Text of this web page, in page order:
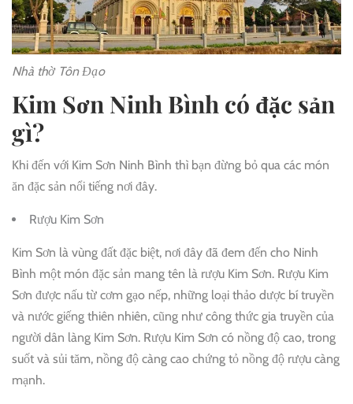
Nhà thờ Tôn Đạo
Kim Sơn Ninh Bình có đặc sản
gì?
Khi đến với Kim Sơn Ninh Bình thì bạn đừng bỏ qua các món
ăn đặc sản nổi tiếng nơi đây.
Rượu Kim Sơn
Kim Sơn là vùng đất đặc biệt, nơi đây đã đem đến cho Ninh
Bình một món đặc sản mang tên là rượu Kim Sơn. Rượu Kim
Sơn được nấu từ cơm gạo nếp, những loại thảo dược bí truyền
và nước giếng thiên nhiên, cũng như công thức gia truyền của
người dân làng Kim Sơn. Rượu Kim Sơn có nồng độ cao, trong
suốt và sủi tăm, nồng độ càng cao chứng tỏ nồng độ rượu càng
mạnh.